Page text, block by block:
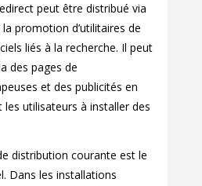
peut être distribué via
promotion d’utilitaires de
liés à la recherche. Il peut
des pages de
et des publicités en
utilisateurs à installer des
distribution courante est le
Dans les installations